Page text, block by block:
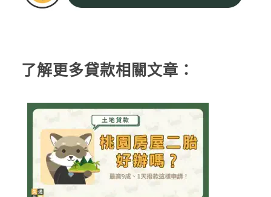
了解更多貸款相關文章：